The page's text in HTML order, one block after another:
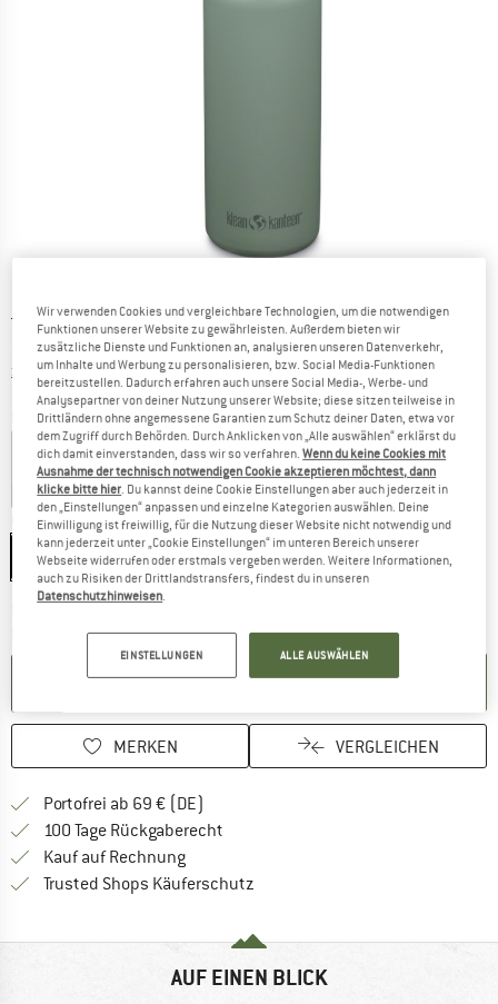
Ursprünglicher Preis :
27,95€
Preis:
23,76€ inkl. MwSt.
zzgl. VersandkostenInformationen zu den Versandkosten. Öffnet sich in
Farbe:Sea Spray
15% 15% 15% 15%
Größe:532 ml
532 ml
Lieferzeit: 2-4 WerktageDer Link öffnet sich in einer Infobox und
IN DEN WARENKORB
MERKEN VERGLEICHEN
Portofrei ab 69 € (DE)
100 Tage Rückgaberecht
Kauf auf RechnungFinde die Zahlungs-Infos hier! Öffnet
Trusted Shops Käuferschutz
AUF EINEN BLICK
Wir verwenden Cookies und vergleichbare Technologien, um die notwendigen
Funktionen unserer Website zu gewährleisten. Außerdem bieten wir
zusätzliche Dienste und Funktionen an, analysieren unseren Datenverkehr,
um Inhalte und Werbung zu personalisieren, bzw. Social Media-Funktionen
bereitzustellen. Dadurch erfahren auch unsere Social Media-, Werbe- und
Analysepartner von deiner Nutzung unserer Website; diese sitzen teilweise in
Drittländern ohne angemessene Garantien zum Schutz deiner Daten, etwa vor
dem Zugriff durch Behörden. Durch Anklicken von „Alle auswählen“ erklärst du
dich damit einverstanden, dass wir so verfahren.Wenn du keine Cookies mit
Ausnahme der technisch notwendigen Cookie akzeptieren möchtest, dann
klicke bitte hier . Du kannst deine Cookie Einstellungen aber auch jederzeit in
den „Einstellungen“ anpassen und einzelne Kategorien auswählen. Deine
Einwilligung ist freiwillig, für die Nutzung dieser Website nicht notwendig und
kann jederzeit unter „Cookie Einstellungen“ im unteren Bereich unserer
Webseite widerrufen oder erstmals vergeben werden. Weitere Informationen,
auch zu Risiken der Drittlandstransfers, findest du in unseren
Datenschutzhinweisen
EINSTELLUNGEN ALLE AUSWÄHLEN